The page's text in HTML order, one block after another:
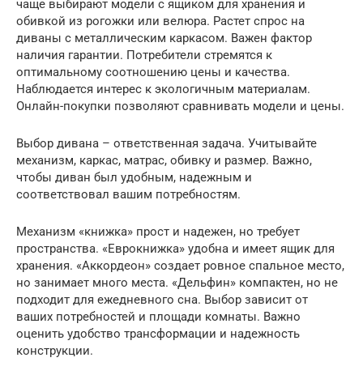
чаще выбирают модели с ящиком для хранения и
обивкой из рогожки или велюра. Растет спрос на
диваны с металлическим каркасом. Важен фактор
наличия гарантии. Потребители стремятся к
оптимальному соотношению цены и качества.
Наблюдается интерес к экологичным материалам.
Онлайн-покупки позволяют сравнивать модели и цены.
Выбор дивана – ответственная задача. Учитывайте
механизм, каркас, матрас, обивку и размер. Важно,
чтобы диван был удобным, надежным и
соответствовал вашим потребностям.
Механизм «книжка» прост и надежен, но требует
пространства. «Еврокнижка» удобна и имеет ящик для
хранения. «Аккордеон» создает ровное спальное место,
но занимает много места. «Дельфин» компактен, но не
подходит для ежедневного сна. Выбор зависит от
ваших потребностей и площади комнаты. Важно
оценить удобство трансформации и надежность
конструкции.